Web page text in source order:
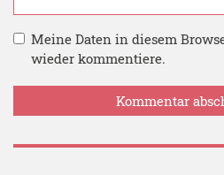
Meine Daten in diesem
wieder kommentiere.
Kommentar